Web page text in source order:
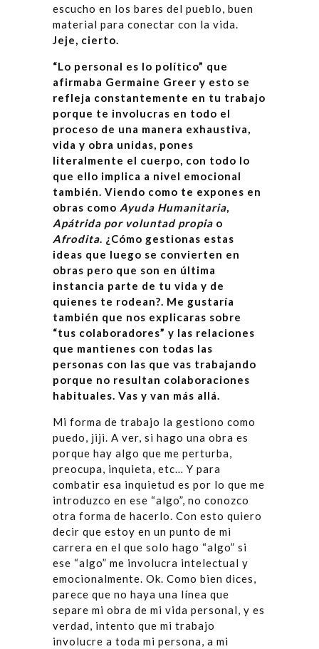
escucho en los bares del pueblo, buen
material para conectar con la vida.
Jeje, cierto.
“Lo personal es lo político” que
afirmaba Germaine Greer y esto se
refleja constantemente en tu trabajo
porque te involucras en todo el
proceso de una manera exhaustiva,
vida y obra unidas, pones
literalmente el cuerpo, con todo lo
que ello implica a nivel emocional
también. Viendo como te expones en
obras como Ayuda Humanitaria,
Apátrida por voluntad propia o
Afrodita. ¿Cómo gestionas estas
ideas que luego se convierten en
obras pero que son en última
instancia parte de tu vida y de
quienes te rodean?. Me gustaría
también que nos explicaras sobre
“tus colaboradores” y las relaciones
que mantienes con todas las
personas con las que vas trabajando
porque no resultan colaboraciones
habituales. Vas y van más allá.
Mi forma de trabajo la gestiono como
puedo, jiji. A ver, si hago una obra es
porque hay algo que me perturba,
preocupa, inquieta, etc… Y para
combatir esa inquietud es por lo que me
introduzco en ese “algo”, no conozco
otra forma de hacerlo. Con esto quiero
decir que estoy en un punto de mi
carrera en el que solo hago “algo” si
ese “algo” me involucra intelectual y
emocionalmente. Ok. Como bien dices,
parece que no haya una línea que
separe mi obra de mi vida personal, y es
verdad, intento que mi trabajo
involucre a toda mi persona, a mi